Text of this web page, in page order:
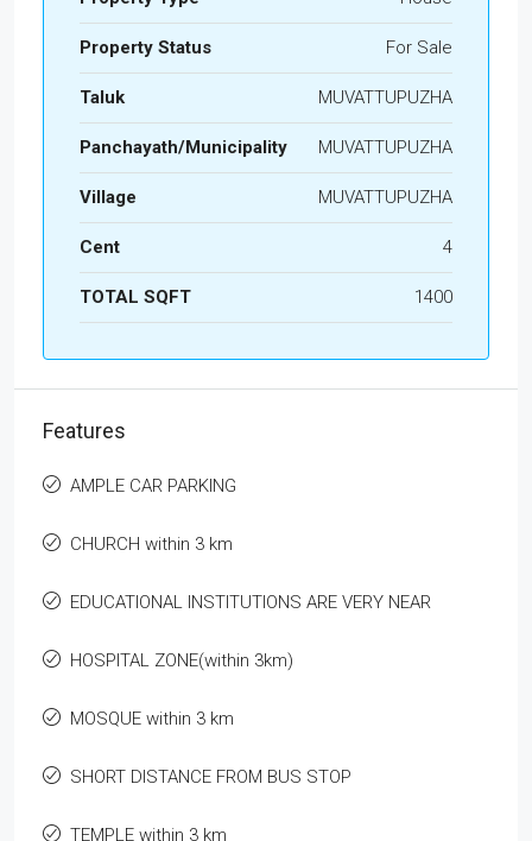
Property Status For Sale
Taluk MUVATTUPUZHA
Panchayath/Municipality MUVATTUPUZHA
Village MUVATTUPUZHA
Cent 4
TOTAL SQFT 1400
Features
AMPLE CAR PARKING
CHURCH within 3 km
EDUCATIONAL INSTITUTIONS ARE VERY NEAR
HOSPITAL ZONE(within 3km)
MOSQUE within 3 km
SHORT DISTANCE FROM BUS STOP
TEMPLE within 3 km